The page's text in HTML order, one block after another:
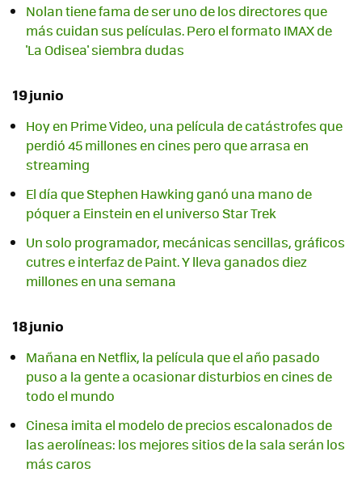
Nolan tiene fama de ser uno de los directores que
más cuidan sus películas. Pero el formato IMAX de
'La Odisea' siembra dudas
19 junio
Hoy en Prime Video, una película de catástrofes que
perdió 45 millones en cines pero que arrasa en
streaming
El día que Stephen Hawking ganó una mano de
póquer a Einstein en el universo Star Trek
Un solo programador, mecánicas sencillas, gráficos
cutres e interfaz de Paint. Y lleva ganados diez
millones en una semana
18 junio
Mañana en Netflix, la película que el año pasado
puso a la gente a ocasionar disturbios en cines de
todo el mundo
Cinesa imita el modelo de precios escalonados de
las aerolíneas: los mejores sitios de la sala serán los
más caros